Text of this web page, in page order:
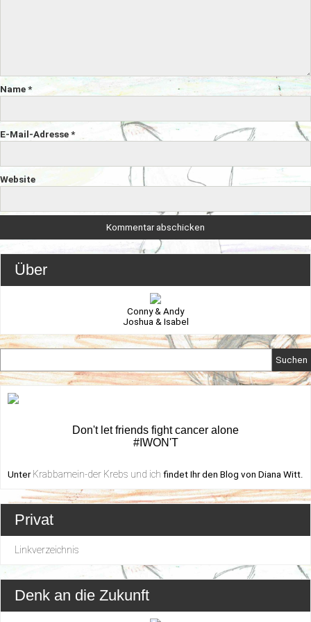
Name *
E-Mail-Adresse *
Website
Über
Conny & Andy
Joshua & Isabel
Suchen
Don't let friends fight cancer alone
#IWON'T
Unter Krabbamein-der Krebs und ich findet Ihr den Blog von Diana Witt.
Privat
Linkverzeichnis
Denk an die Zukunft